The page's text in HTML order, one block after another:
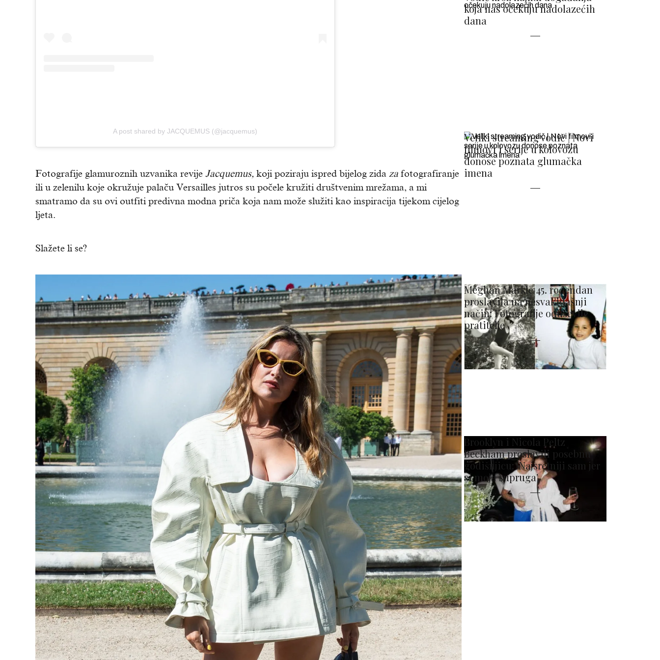
A post shared by JACQUEMUS (@jacquemus)
Fotografije glamuroznih uzvanika revije Jacquemus, koji poziraju ispred bijelog zida za fotografiranje
ili u zelenilu koje okružuje palaču Versailles jutros su počele kružiti društvenim mrežama, a mi
smatramo da su ovi outfiti predivna modna priča koja nam može služiti kao inspiracija tijekom cijelog
ljeta.
Slažete li se?
koja nas očekuju nadolazećih
dana
Veliki streaming vodič | Novi
filmovi i serije u kolovozu
donose poznata glumačka
imena
Meghan Markle 45. rođendan
proslavila na nesvakidašnji
način: Fotografije oduševile
pratitelje
Brooklyn i Nicola Peltz
Beckham proslavili posebnu
godišnjicu: 'Najsretniji sam jer
si moja supruga'